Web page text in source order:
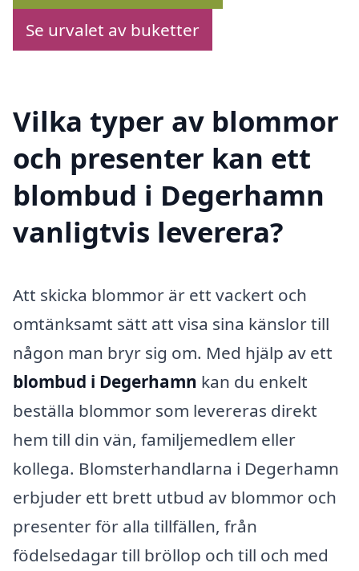
Se urvalet av buketter
Vilka typer av blommor
och presenter kan ett
blombud i Degerhamn
vanligtvis leverera?
Att skicka blommor är ett vackert och
omtänksamt sätt att visa sina känslor till
någon man bryr sig om. Med hjälp av ett
blombud i Degerhamn kan du enkelt
beställa blommor som levereras direkt
hem till din vän, familjemedlem eller
kollega. Blomsterhandlarna i Degerhamn
erbjuder ett brett utbud av blommor och
presenter för alla tillfällen, från
födelsedagar till bröllop och till och med